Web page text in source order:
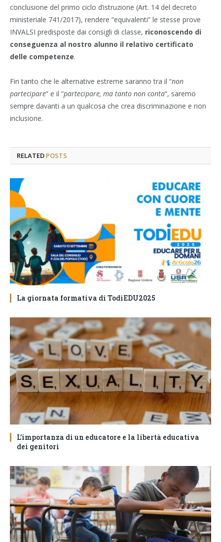
conclusione del primo ciclo d’istruzione (Art. 14 del decreto
ministeriale 741/2017), rendere “equivalenti” le stesse prove
INVALSI predisposte dai consigli di classe, riconoscendo di
conseguenza al nostro alunno il relativo certificato
delle competenze.
Fin tanto che le alternative estreme saranno tra il “non
partecipare” e il “partecipare, ma tanto non conta“, saremo
sempre davanti a un qualcosa che crea discriminazione e non
inclusione.
RELATED POSTS
La giornata formativa di TodiEDU2025
L’importanza di un educatore e la libertà educativa
dei genitori